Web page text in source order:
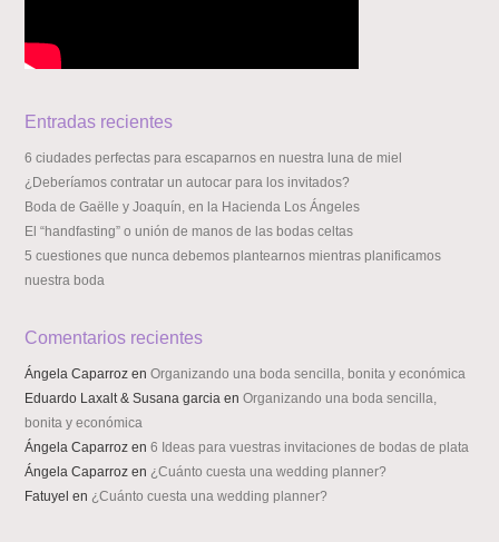
Entradas recientes
6 ciudades perfectas para escaparnos en nuestra luna de miel
¿Deberíamos contratar un autocar para los invitados?
Boda de Gaëlle y Joaquín, en la Hacienda Los Ángeles
El “handfasting” o unión de manos de las bodas celtas
5 cuestiones que nunca debemos plantearnos mientras planificamos
nuestra boda
Comentarios recientes
Ángela Caparroz enOrganizando una boda sencilla, bonita y económica
Eduardo Laxalt & Susana garcia enOrganizando una boda sencilla,
bonita y económica
Ángela Caparroz en6 Ideas para vuestras invitaciones de bodas de plata
Ángela Caparroz en ¿Cuánto cuesta una wedding planner?
Fatuyel en ¿Cuánto cuesta una wedding planner?